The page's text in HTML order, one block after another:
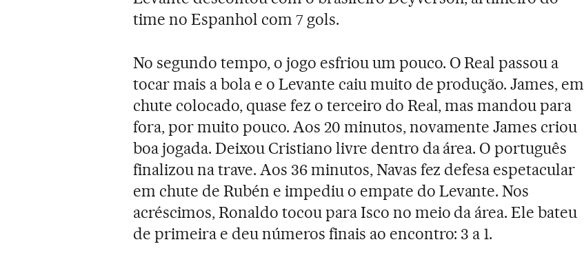
time no Espanhol com 7 gols.
No segundo tempo, o jogo esfriou um pouco. O Real passou a
tocar mais a bola e o Levante caiu muito de produção. James, em
chute colocado, quase fez o terceiro do Real, mas mandou para
fora, por muito pouco. Aos 20 minutos, novamente James criou
boa jogada. Deixou Cristiano livre dentro da área. O português
finalizou na trave. Aos 36 minutos, Navas fez defesa espetacular
em chute de Rubén e impediu o empate do Levante. Nos
acréscimos, Ronaldo tocou para Isco no meio da área. Ele bateu
de primeira e deu números finais ao encontro: 3 a 1.